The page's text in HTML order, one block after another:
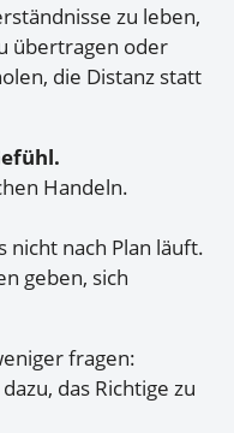
zu leben,
übertragen oder
die Distanz statt
Handeln.
nicht nach Plan läuft.
geben, sich
fragen:
das Richtige zu